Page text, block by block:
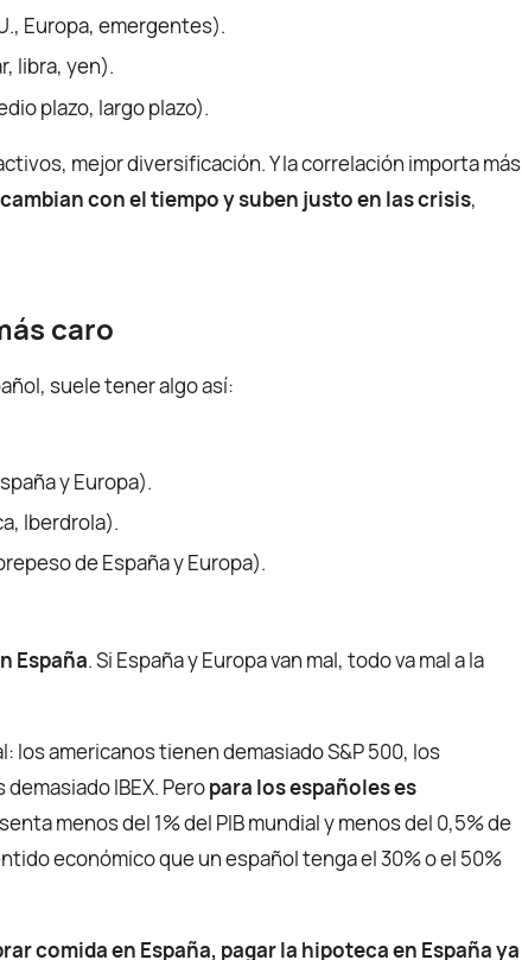
Europa, emergentes).
libra, yen).
plazo, largo plazo).
mejor diversificación. Y la correlación importa más
cambian con el tiempo y suben justo en las crisis,
caro
suele tener algo así:
y Europa).
Iberdrola).
de España y Europa).
España. Si España y Europa van mal, todo va mal a la
los americanos tienen demasiado S&P 500, los
IBEX. Peropara los españoles es
menos del 1% del PIB mundial y menos del 0,5% de
económico que un español tenga el 30% o el 50%
comida en España, pagar la hipoteca en España ya